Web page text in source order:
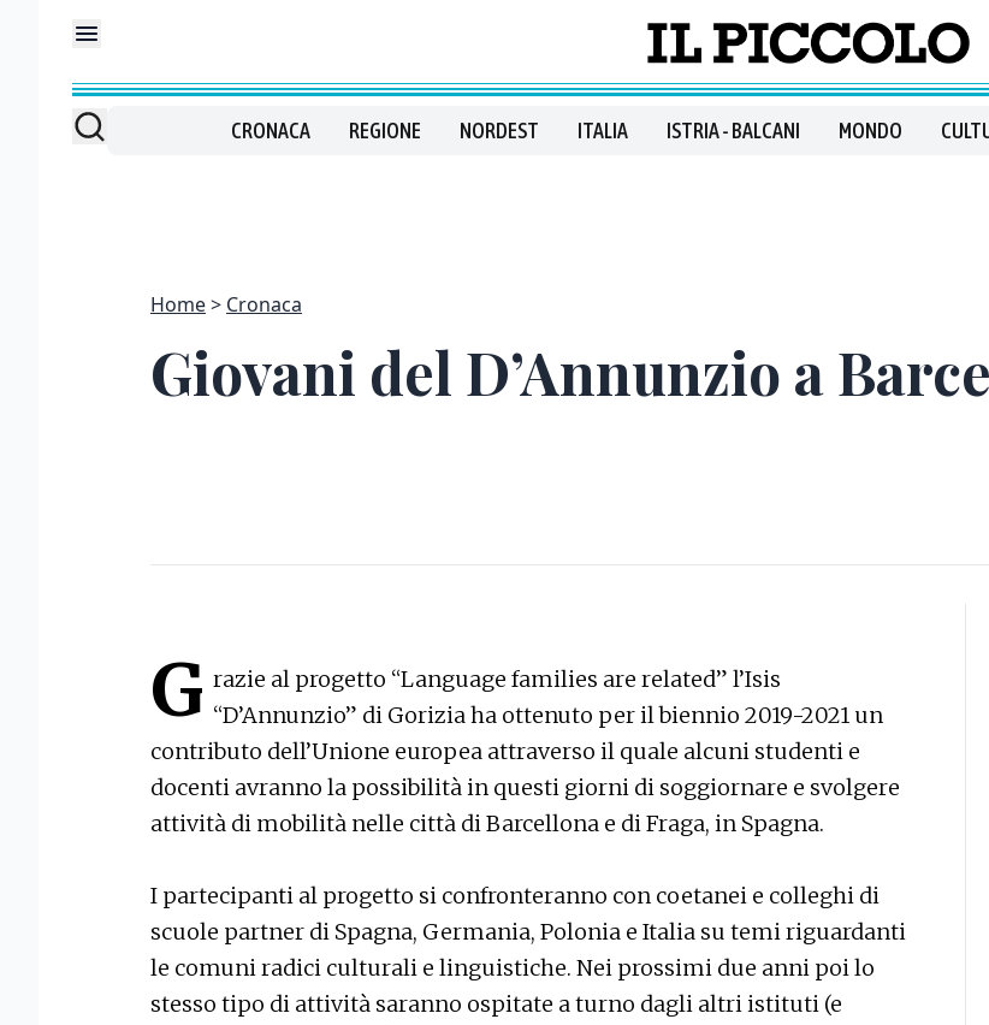
CRONACA REGIONE NORDEST ITALIA ISTRIA - BALCANI MONDO
Home Cronaca
Giovani del D’Annunzio a
G razie al progetto “Language families are related” l’Isis
“D’Annunzio” di Gorizia ha ottenuto per il biennio 2019-2021 un
contributo dell’Unione europea attraverso il quale alcuni studenti e
docenti avranno la possibilità in questi giorni di soggiornare e svolgere
attività di mobilità nelle città di Barcellona e di Fraga, in Spagna.
I partecipanti al progetto si confronteranno con coetanei e colleghi di
scuole partner di Spagna, Germania, Polonia e Italia su temi riguardanti
le comuni radici culturali e linguistiche. Nei prossimi due anni poi lo
stesso tipo di attività saranno ospitate a turno dagli altri istituti (e